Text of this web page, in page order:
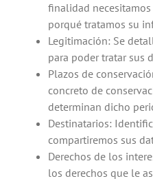
finalidad necesitamos
porqué tratamos su
Legitimación: Se
para poder tratar sus
Plazos de
concreto de
determinan dicho
Destinatarios:
compartiremos sus
Derechos de los
los derechos que le